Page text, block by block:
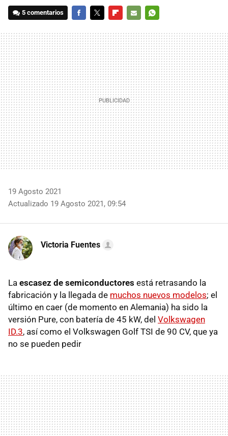
5 comentarios
MAIL
19 Agosto 2021
Actualizado 19 Agosto 2021, 09:54
Victoria Fuentes
La escasez de semiconductores está retrasando la
fabricación y la llegada de muchos nuevos modelos; el
último en caer (de momento en Alemania) ha sido la
versión Pure, con batería de 45 kW, del Volkswagen
ID.3, así como el Volkswagen Golf TSI de 90 CV, que ya
no se pueden pedir